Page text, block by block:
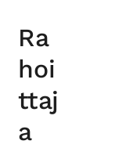
Ra
hoi
ttaj
a